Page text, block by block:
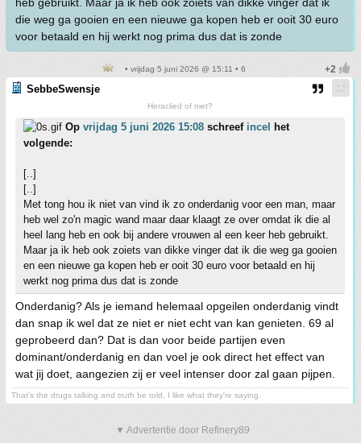
die weg ga gooien en een nieuwe ga kopen heb er ooit 30 euro
voor betaald en hij werkt nog prima dus dat is zonde
• vrijdag 5 juni 2026 @ 15:11 • 6
SebbeSwensje
Heraclied of niet?
Op vrijdag 5 juni 2026 15:08 schreef incel
het
volgende:
[..]
[..]
Met tong hou ik niet van vind ik zo onderdanig voor een man, maar
heb wel zo'n magic wand maar daar klaagt ze over omdat ik die al
heel lang heb en ook bij andere vrouwen al een keer heb gebruikt.
Maar ja ik heb ook zoiets van dikke vinger dat ik die weg ga gooien
en een nieuwe ga kopen heb er ooit 30 euro voor betaald en hij
werkt nog prima dus dat is zonde
Onderdanig? Als je iemand helemaal opgeilen onderdanig vindt
dan snap ik wel dat ze niet er niet echt van kan genieten. 69 al
geprobeerd dan? Dat is dan voor beide partijen even
dominant/onderdanig en dan voel je ook direct het effect van
wat jij doet, aangezien zij er veel intenser door zal gaan pijpen.
That's the drugs talking and truth be told, I like what they're saying.
▼ Advertentie door Refinery89